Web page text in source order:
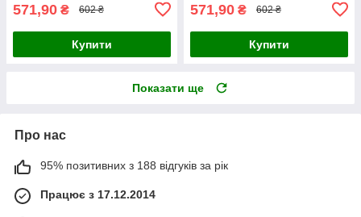
571,90 ₴ 602 ₴
Купити
571,90 ₴ 602 ₴
Купити
Показати ще
Про нас
95% позитивних з 188 відгуків за рік
Працює з 17.12.2014